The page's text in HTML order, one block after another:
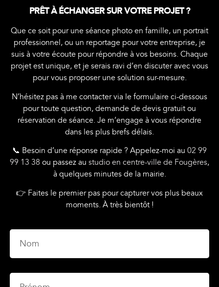
PRÊT À ÉCHANGER SUR VOTRE PROJET ?
Que ce soit pour une séance photo en famille, un portrait
professionnel, ou un reportage pour votre entreprise, je
suis à votre écoute pour répondre à vos besoins. Chaque
projet est unique, et je serais ravi d’en discuter avec vous
pour vous proposer une solution sur-mesure.
N’hésitez pas à me contacter via le formulaire ci-dessous
pour toute question, demande de devis gratuit ou
réservation de séance. Je m’engage à vous répondre
dans les plus brefs délais.
📞 Besoin d’une réponse rapide ? Appelez-moi au 02 99
99 13 38 ou passez au studio en centre-ville de Fougères,
à quelques minutes de la mairie.
👉 Faites le premier pas pour capturer vos plus beaux
moments. À très bientôt !